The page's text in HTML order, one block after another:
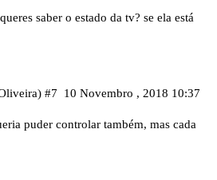
saber o estado da tv? se ela está
10 Novembro , 2018 10:37
#7
puder controlar também, mas cada